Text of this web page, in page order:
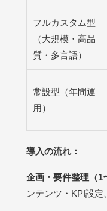
フルカスタム型
（大規模・高品
質・多言語）
常設型（年間運
用）
導入の流れ：
企画・要件整理（1
ンテンツ・KPI設